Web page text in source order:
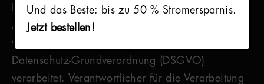
Und das Beste: bis zu 50 % Stromersparnis.
Jetzt bestellen!
Ihre personenbezogenen Daten (z.B. Name,
Anschrift, E-Mail, Telefonnummer, u.ä.) werden
von uns nur gemäß den Bestimmungen der
Datenschutz-Grundverordnung (DSGVO)
verarbeitet. Verantwortlicher für die Verarbeitung